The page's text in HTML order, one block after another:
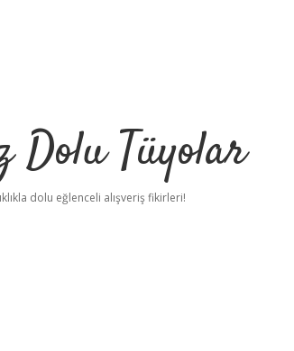
Dolu Tüyolar
dolu eğlenceli alışveriş fikirleri!